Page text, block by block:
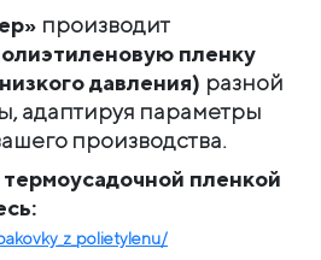
производит
пленку
давления) разной
адаптируя параметры
производства.
пленкой